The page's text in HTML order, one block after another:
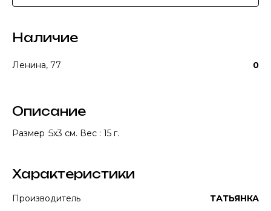
Наличие
Ленина, 77 0
Описание
Размер :5х3 см. Вес : 15 г.
Характеристики
Производитель ТАТЬЯНКА